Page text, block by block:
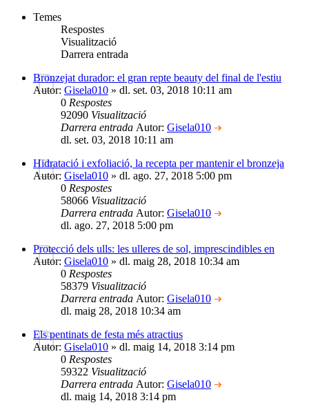
Temes
Respostes
Visualització
Darrera entrada
Bronzejat durador: el gran repte beauty del final de l'estiu
Autor: Gisela010 » dl. set. 03, 2018 10:11 am
0 Respostes
92090 Visualització
Darrera entrada Autor: Gisela010
dl. set. 03, 2018 10:11 am
Hidratació i exfoliació, la recepta per mantenir el bronzeja
Autor: Gisela010 » dl. ago. 27, 2018 5:00 pm
0 Respostes
58066 Visualització
Darrera entrada Autor: Gisela010
dl. ago. 27, 2018 5:00 pm
Protecció dels ulls: les ulleres de sol, imprescindibles en
Autor: Gisela010 » dl. maig 28, 2018 10:34 am
0 Respostes
58379 Visualització
Darrera entrada Autor: Gisela010
dl. maig 28, 2018 10:34 am
Els pentinats de festa més atractius
Autor: Gisela010 » dl. maig 14, 2018 3:14 pm
0 Respostes
59322 Visualització
Darrera entrada Autor: Gisela010
dl. maig 14, 2018 3:14 pm